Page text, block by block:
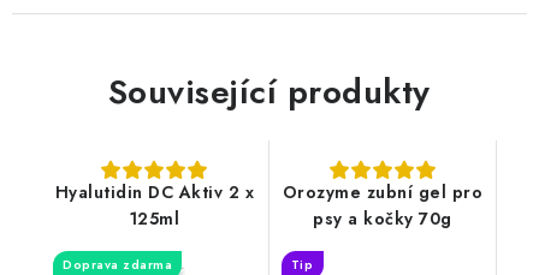
Související produkty
Hyalutidin DC Aktiv 2 x
125ml
Doprava zdarma
Orozyme zubní gel pro
psy a kočky 70g
Tip